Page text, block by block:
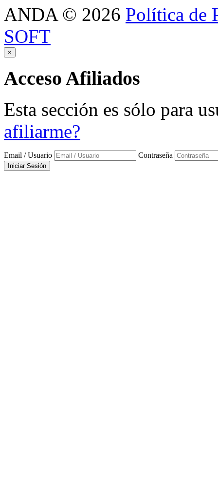
ANDA © 2026 Política de
SOFT
×
Acceso Afiliados
Esta sección es sólo para
afiliarme?
Email / Usuario Contraseña
Iniciar Sesión